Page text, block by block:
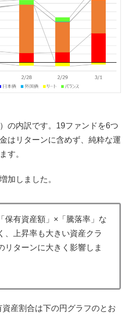
の内訳です。19ファンドを6つ
はリターンに含めず、純粋な運
す。
加しました。
保有資産額」×「騰落率」な
、上昇率も大きい資産クラ
リターンに大きく影響しま
産割合は下の円グラフのとお